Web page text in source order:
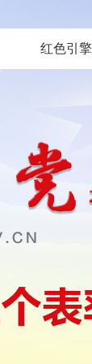
红色引擎